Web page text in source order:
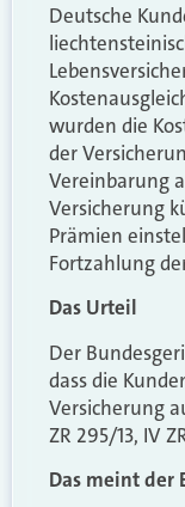
Deutsche
wurden die
der
Vereinbarung
Versicherung
Prämien
Fortzahlung
Das Urteil
Der
dass die
Versicherung
ZR 295/13, IV
Das meint der